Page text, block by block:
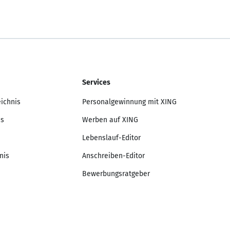
Services
Personalgewinnung mit XING
Werben auf XING
Lebenslauf-Editor
Anschreiben-Editor
Bewerbungsratgeber